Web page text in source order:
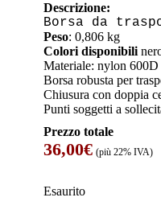
Descrizione:
Borsa da
Peso: 0,806 kg
Colori disponibili
Materiale: nylon 600D
Borsa robusta per
Chiusura con doppia
Punti soggetti a
Prezzo totale
36,00€ (più 22% IVA)
Esaurito